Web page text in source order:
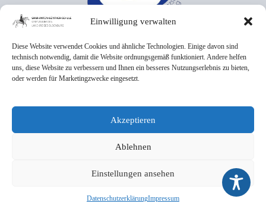
Einwilligung verwalten
Diese Website verwendet Cookies und ähnliche Technologien. Einige davon sind
technisch notwendig, damit die Website ordnungsgemäß funktioniert. Andere helfen
uns, diese Website zu verbessern und Ihnen ein besseres Nutzungserlebnis zu bieten,
oder werden für Marketingzwecke eingesetzt.
Akzeptieren
Ablehnen
Einstellungen ansehen
DatenschutzerklärungImpressum